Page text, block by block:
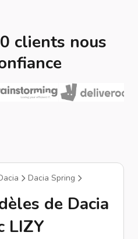
clients nous
Dacia Spring
de Dacia
LIZY